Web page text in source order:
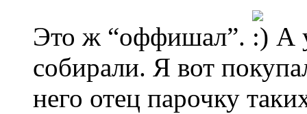
Это ж “оффишал”.
А
собирали. Я вот
него отец парочку